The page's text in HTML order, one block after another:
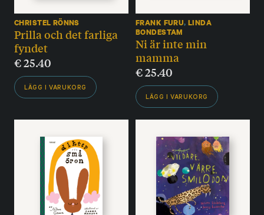
CHRISTEL RÖNNS
Prilla och det farliga
fyndet
€25.40
LÄGG I VARUKORG
FRANK FURU,LINDA
BONDESTAM
Ni är inte min
mamma
€25.40
LÄGG I VARUKORG